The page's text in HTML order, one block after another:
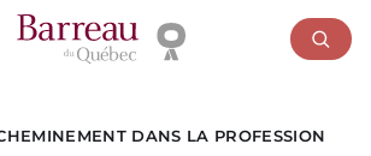
DANS LA PROFESSION